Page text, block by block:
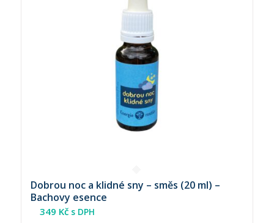
Dobrou noc a klidné sny – směs (20 ml) –
Bachovy esence
349 Kč s DPH